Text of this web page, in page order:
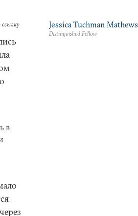
в
Jessica Tuchman Mathews
Distinguished Fellow